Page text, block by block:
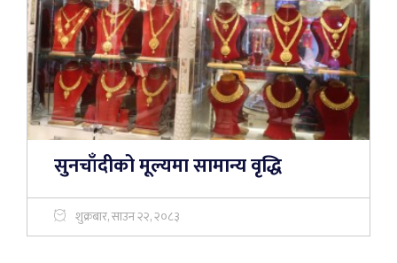
सुनचाँदीको मूल्यमा सामान्य वृद्धि
शुक्रबार, साउन २२, २०८३